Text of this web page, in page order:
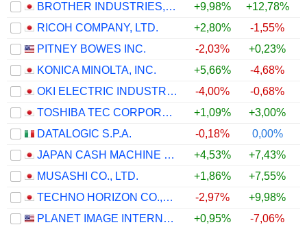
BROTHER INDUSTRIES, LTD.
+9,98% +12,78%
RICOH COMPANY, LTD.
+2,80% -1,55%
PITNEY BOWES INC.
-2,03% +0,23%
KONICA MINOLTA, INC.
+5,66% -4,68%
OKI ELECTRIC INDUSTRY CO., LTD.
-4,00% -0,68%
TOSHIBA TEC CORPORATION
+1,09% +3,00%
DATALOGIC S.P.A.
-0,18% 0,00%
JAPAN CASH MACHINE CO., LTD.
+4,53% +7,43%
MUSASHI CO., LTD.
+1,86% +7,55%
TECHNO HORIZON CO.,LTD.
-2,97% +9,98%
PLANET IMAGE INTERNATIONAL LIMITED
+0,95% -7,06%